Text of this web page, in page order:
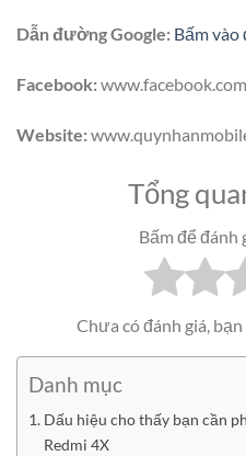
Dẫn đường Google: Bấm vào
Facebook:
Website:
Tổng
Bấm để
Chưa có đánh giá,
Danh mục
Dấu hiệu cho thấy bạn cần
Redmi 4X